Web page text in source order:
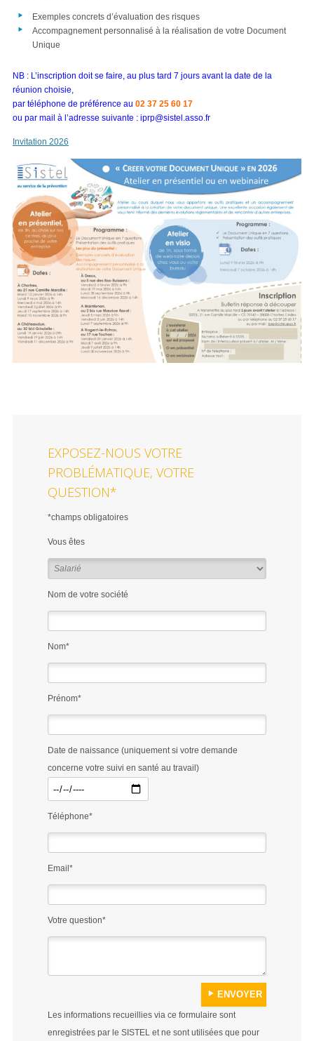
Exemples concrets d’évaluation des risques
Accompagnement personnalisé à la réalisation de votre Document
Unique
NB : L’inscription doit se faire, au plus tard 7 jours avant la date de la
réunion choisie,
par téléphone de préférence au 02 37 25 60 17
ou par mail à l’adresse suivante : iprp@sistel.asso.fr
Invitation 2026
EXPOSEZ-NOUS VOTRE
PROBLÉMATIQUE, VOTRE
QUESTION*
*champs obligatoires
Vous êtes
Nom de votre société
Nom*
Prénom*
Date de naissance (uniquement si votre demande
concerne votre suivi en santé au travail)
Téléphone*
Email*
Votre question*
Les informations recueillies via ce formulaire sont
enregistrées par le SISTEL et ne sont utilisées que pour